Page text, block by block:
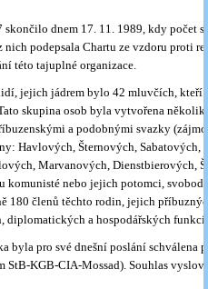
dnem 17. 11. 1989, kdy počet
nich podepsala Chartu ze vzdoru proti
této tajuplné organizace.
jejich jádrem bylo 42 mluvčích, kteří
skupina osob byla vytvořena
a podobnými svazky
Havlových, Šternových, Sabatových,
Marvanových, Dienstbierových,
komunisté nebo jejich potomci,
180 členů těchto rodin, jejich
diplomatických a hospodářských
byla pro své dnešní poslání schválena
StB-KGB-CIA-Mossad). Souhlas